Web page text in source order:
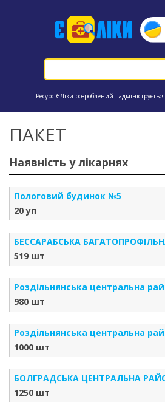
Ресурс ЄЛіки розроблений і
ПАКЕТ
Наявність у лікарнях
Пологовий будинок №5
20 уп
БЕССАРАБСЬКА
519 шт
Роздільнянська центральна
980 шт
Роздільнянська центральна
1000 шт
БОЛГРАДСЬКА ЦЕНТРАЛЬНА
1250 шт